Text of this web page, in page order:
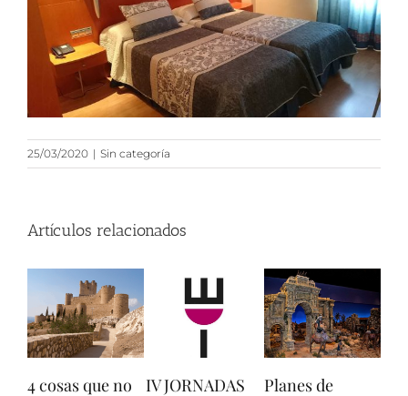
25/03/2020 | Sin categoría
Artículos relacionados
que no
IV JORNADAS
Planes de